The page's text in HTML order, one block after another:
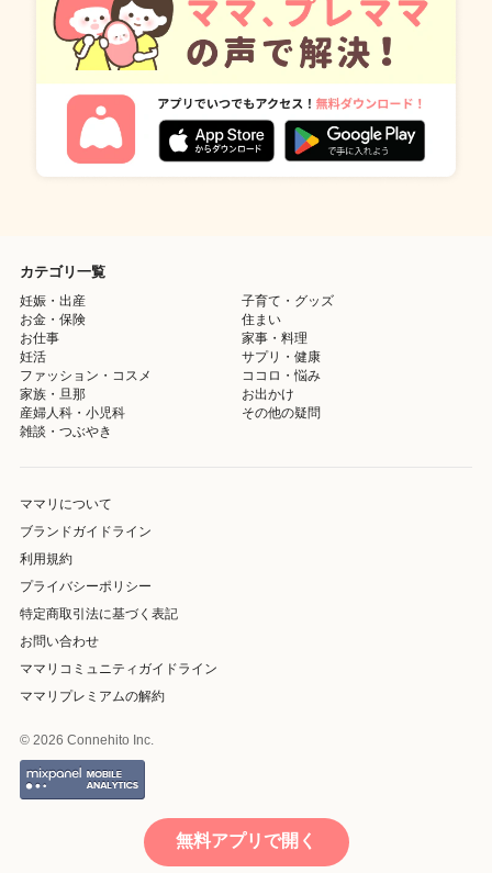
カテゴリ一覧
妊娠・出産
子育て・グッズ
お金・保険
住まい
お仕事
家事・料理
妊活
サプリ・健康
ファッション・コスメ
ココロ・悩み
家族・旦那
お出かけ
産婦人科・小児科
その他の疑問
雑談・つぶやき
ママリについて
ブランドガイドライン
利用規約
プライバシーポリシー
特定商取引法に基づく表記
お問い合わせ
ママリコミュニティガイドライン
ママリプレミアムの解約
© 2026 Connehito Inc.
無料アプリで開く